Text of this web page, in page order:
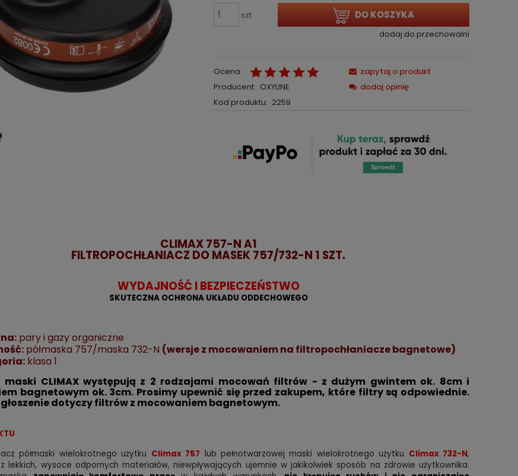
szt DO KOSZYKA
dodaj do przechowalni
Ocena:
Producent: OXYLINE
Kod produktu: 2259
zapytaj o produkt
dodaj opinię
CLIMAX 757-N A1
FILTROPOCHŁANIACZ DOMASEK757/732-N 1 SZT.
WYDAJNOŚĆ I BEZPIECZEŃSTWO
SKUTECZNA OCHRONA UKŁADU ODDECHOWEGO
pary i gazy organiczne
półmaska 757/maska 732-N (wersje z mocowaniem na filtropochłaniacze bagnetowe)
klasa 1
maski CLIMAX występują z 2 rodzajami mocowań filtrów - z dużym gwintem ok. 8cm i
bagnetowym ok. 3cm. Prosimy upewnić się przed zakupem, które filtry są odpowiednie.
dotyczy filtrów z mocowaniem bagnetowym.
półmaski wielokrotnego użytku Climax 757 lub pełnotwarzowej maski wielokrotnego użytku Climax 732-N,
lekkich, wysoce odpornych materiałów, niewpływających ujemnie w jakikolwiek sposób na zdrowie użytkownika.